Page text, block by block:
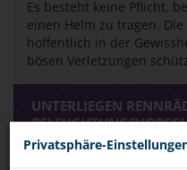
Es besteht keine Pflicht,
einen Helm zu tragen.
hoffentlich in der
bösen Verletzungen
UNTERLIEGEN
Privatsphäre-